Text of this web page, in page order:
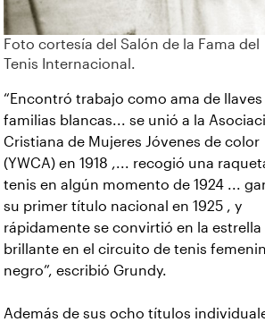
Foto cortesía del Salón de la Fama del
Tenis Internacional.
“Encontró trabajo como ama de llaves
familias blancas... se unió a la
Cristiana de Mujeres Jóvenes de color
(YWCA) en 1918 ,... recogió una
tenis en algún momento de 1924 ...
su primer título nacional en 1925 , y
rápidamente se convirtió en la estrella
brillante en el circuito de tenis
negro”, escribió Grundy.
Además de sus ocho títulos